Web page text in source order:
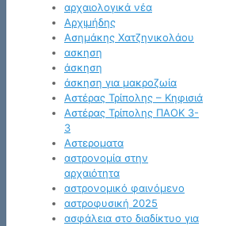
αρχαιολογικά νέα
Αρχιμήδης
Ασημάκης Χατζηνικολάου
ασκηση
άσκηση
άσκηση για μακροζωία
Αστέρας Τρίπολης – Κηφισιά
Αστέρας Τρίπολης ΠΑΟΚ 3-
3
Αστεροματα
αστρονομία στην
αρχαιότητα
αστρονομικό φαινόμενο
αστροφυσική 2025
ασφάλεια στο διαδίκτυο για